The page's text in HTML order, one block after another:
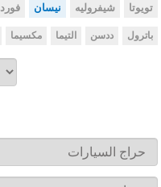
تويوتا شيفروليه نيسان فورد
باترول ددسن التيما مكسيما